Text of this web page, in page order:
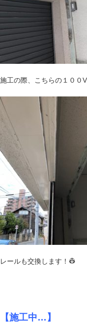
施工の際、こちらの１００
レールも交換します！👷
【施工中…】